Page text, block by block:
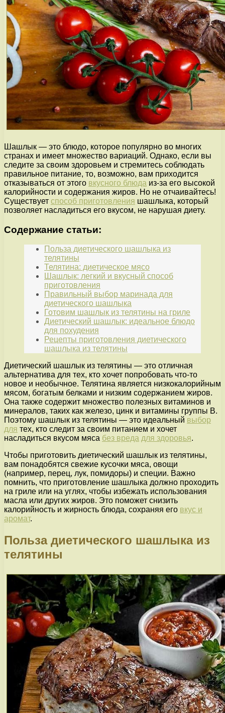
Шашлык — это блюдо, которое популярно во многих
странах и имеет множество вариаций. Однако, если вы
следите за своим здоровьем и стремитесь соблюдать
правильное питание, то, возможно, вам приходится
отказываться от этого вкусного блюда из-за его высокой
калорийности и содержания жиров. Но не отчаивайтесь!
Существует способ приготовления шашлыка, который
позволяет насладиться его вкусом, не нарушая диету.
Содержание статьи:
Польза диетического шашлыка из
телятины
Телятина: диетическое мясо
Шашлык: легкий и вкусный способ
приготовления
Правильный выбор маринада для
диетического шашлыка
Готовим шашлык из телятины на гриле
Диетический шашлык: идеальное блюдо
для похудения
Рецепты приготовления диетического
шашлыка из телятины
Диетический шашлык из телятины — это отличная
альтернатива для тех, кто хочет попробовать что-то
новое и необычное. Телятина является низкокалорийным
мясом, богатым белками и низким содержанием жиров.
Она также содержит множество полезных витаминов и
минералов, таких как железо, цинк и витамины группы B.
Поэтому шашлык из телятины — это идеальный выбор
для тех, кто следит за своим питанием и хочет
насладиться вкусом мяса без вреда для здоровья.
Чтобы приготовить диетический шашлык из телятины,
вам понадобятся свежие кусочки мяса, овощи
(например, перец, лук, помидоры) и специи. Важно
помнить, что приготовление шашлыка должно проходить
на гриле или на углях, чтобы избежать использования
масла или других жиров. Это поможет снизить
калорийность и жирность блюда, сохраняя его вкус и
аромат.
Польза диетического шашлыка из
телятины